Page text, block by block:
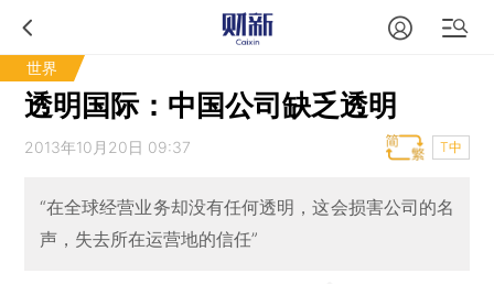
世界
透明国际：中国公司缺乏透明
2013年10月20日 09:37 T中
“在全球经营业务却没有任何透明，这会损害公司的名
声，失去所在运营地的信任”